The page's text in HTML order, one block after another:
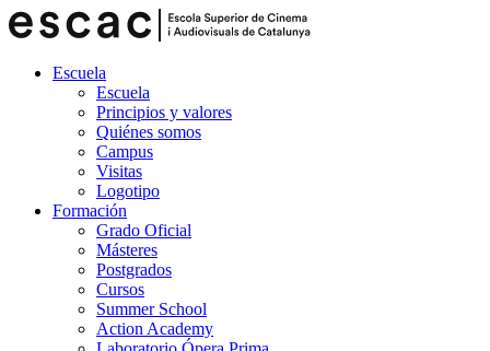
Escuela
Escuela
Principios y valores
Quiénes somos
Campus
Visitas
Logotipo
Formación
Grado Oficial
Másteres
Postgrados
Cursos
Summer School
Action Academy